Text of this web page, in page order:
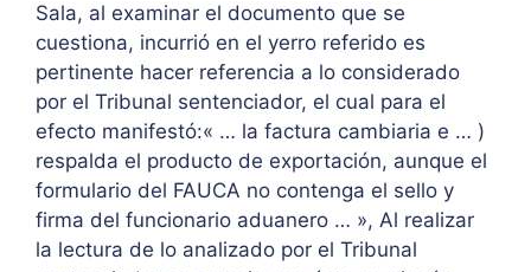
Sala, al examinar el documento que se
cuestiona, incurrió en el yerro referido es
pertinente hacer referencia a lo considerado
por el Tribunal sentenciador, el cual para el
efecto manifestó:« … la factura cambiaria e … )
respalda el producto de exportación, aunque el
formulario del FAUCA no contenga el sello y
firma del funcionario aduanero … », Al realizar
la lectura de lo analizado por el Tribunal